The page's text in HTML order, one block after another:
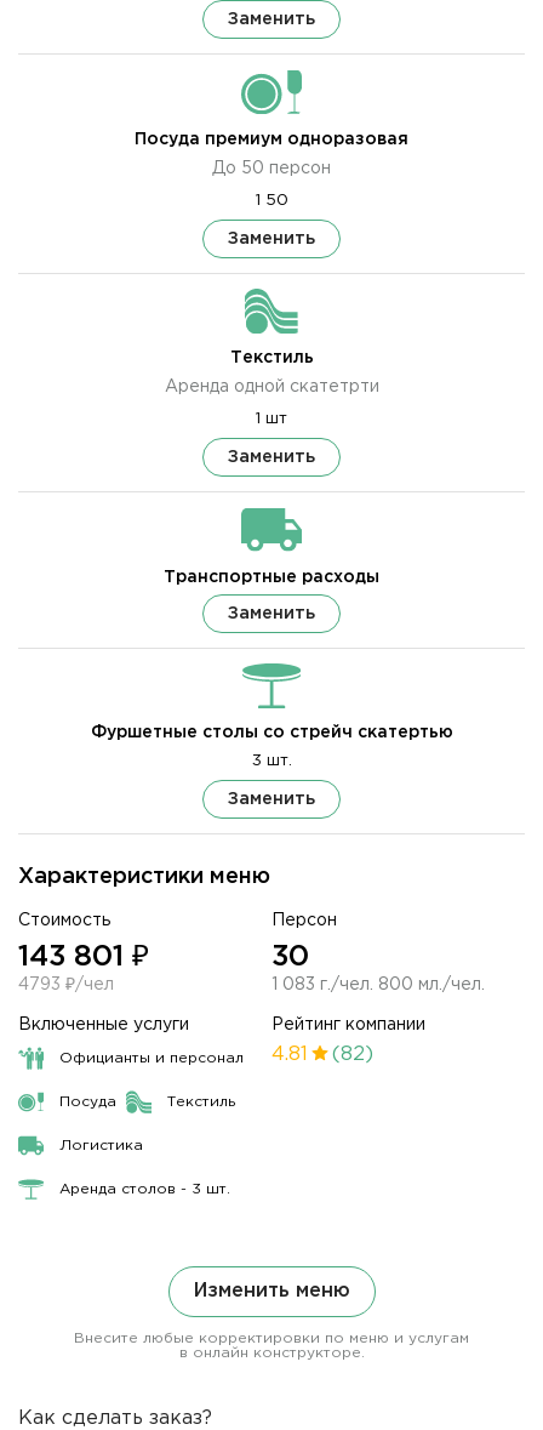
Характеристики меню
Стоимость
143 801 ₽
4793 ₽/чел
Персон
30
1 083 г./чел. 800 мл./чел.
Включенные услуги
Официанты и персонал
Посуда Текстиль
Логистика
Аренда столов - 3 шт.
Рейтинг компании
4.81 (82)
Изменить меню
Внесите любые корректировки по меню и услугам
в онлайн конструкторе.
Заменить
Посуда премиум одноразовая
До 50 персон
1 50
Заменить
Текстиль
Аренда одной скатетрти
1 шт
Заменить
Транспортные расходы
Заменить
Фуршетные столы со стрейч скатертью
3 шт.
Заменить
Как сделать заказ?